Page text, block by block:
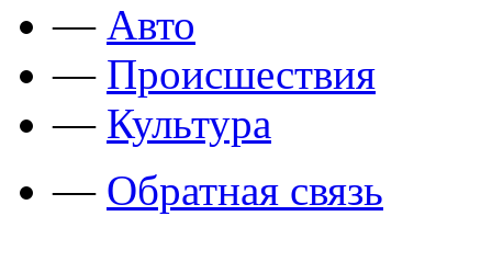
— Авто
— Происшествия
— Культура
— Обратная связь